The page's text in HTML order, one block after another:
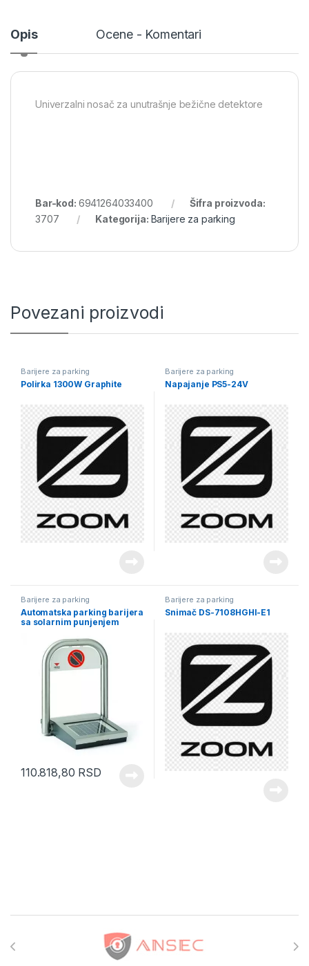
Opis Ocene - Komentari
Univerzalni nosač za unutrašnje bežične detektore
Bar-kod: 6941264033400
Šifra proizvoda:
3707
Kategorija: Barijere za parking
Povezani proizvodi
Barijere za parking
Polirka 1300W Graphite
Barijere za parking
Napajanje PS5-24V
Barijere za parking
Automatska parking barijera
sa solarnim punjenjem
110.818,80 RSD
Barijere za parking
Snimač DS-7108HGHI-E1
Brands Carousel